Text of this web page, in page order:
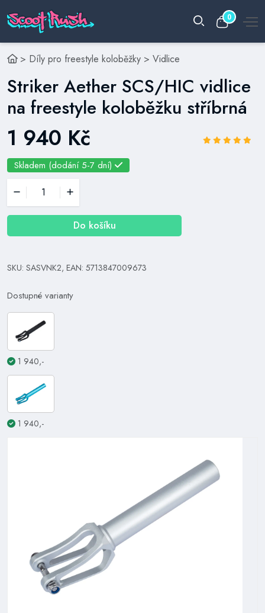
0
> Díly pro freestyle koloběžky > Vidlice
Striker Aether SCS/HIC vidlice
na freestyle koloběžku stříbrná
1 940 Kč
Skladem (dodání 5-7 dní)
Do košíku
SKU: SASVNK2, EAN: 5713847009673
Dostupné varianty
1 940,-
1 940,-